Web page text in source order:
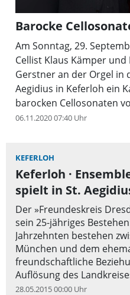
Barocke
Am Sonntag, 29.
Cellist Klaus Kämper
Gerstner an der Orgel in
Aegidius in Keferloh ein
barocken Cellosonaten
Boismortier.
06.11.2020 07:40 Uhr
KEFERLOH
Keferloh ·
spielt in St.
Der »Freundeskreis
sein 25-jähriges
Jahrzehnten bestehen
München und dem
freundschaftliche
Auflösung des
Gebietsreform zur
28.05.2015 00:00 Uhr